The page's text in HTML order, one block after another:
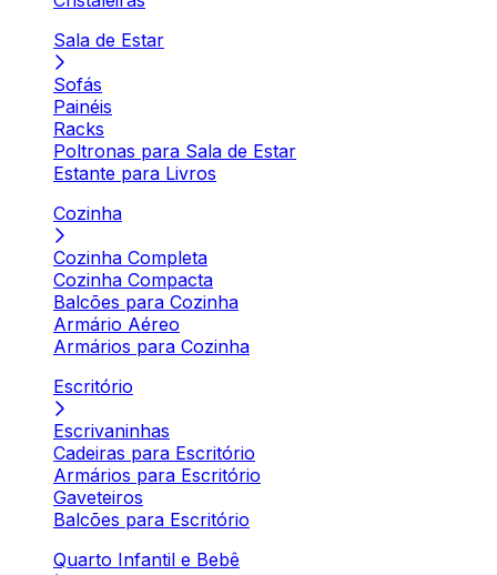
Sala de Estar
Sofás
Painéis
Racks
Poltronas para Sala de Estar
Estante para Livros
Cozinha
Cozinha Completa
Cozinha Compacta
Balcões para Cozinha
Armário Aéreo
Armários para Cozinha
Escritório
Escrivaninhas
Cadeiras para Escritório
Armários para Escritório
Gaveteiros
Balcões para Escritório
Quarto Infantil e Bebê